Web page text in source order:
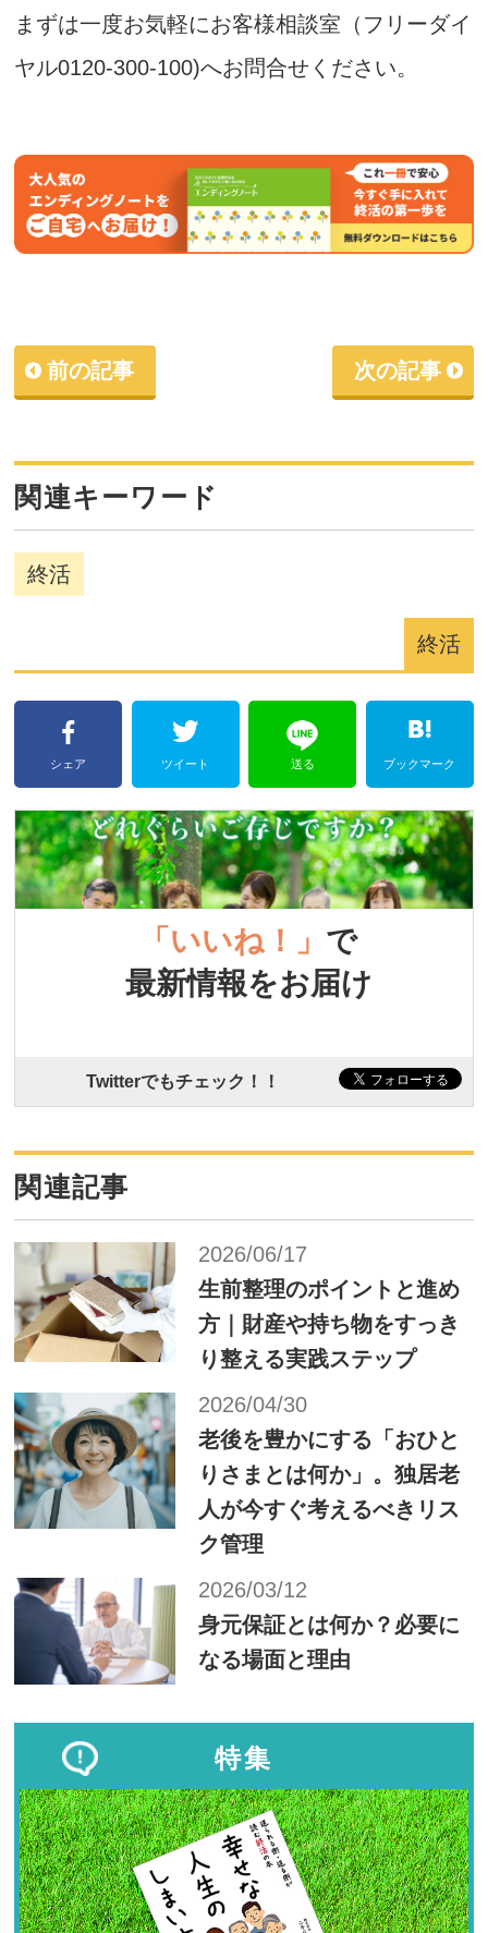
まずは一度お気軽にお客様相談室（フリーダイ
ヤル0120-300-100)へお問合せください。
前の記事 次の記事
関連キーワード
終活
終活
シェア ツイート 送る ブックマーク
「いいね！」 で
最新情報をお届け
Twitterでもチェック！！
関連記事
2026/06/17
生前整理のポイントと進め
方｜財産や持ち物をすっき
り整える実践ステップ
2026/04/30
老後を豊かにする「おひと
りさまとは何か」。独居老
人が今すぐ考えるべきリス
ク管理
2026/03/12
身元保証とは何か？必要に
なる場面と理由
特集